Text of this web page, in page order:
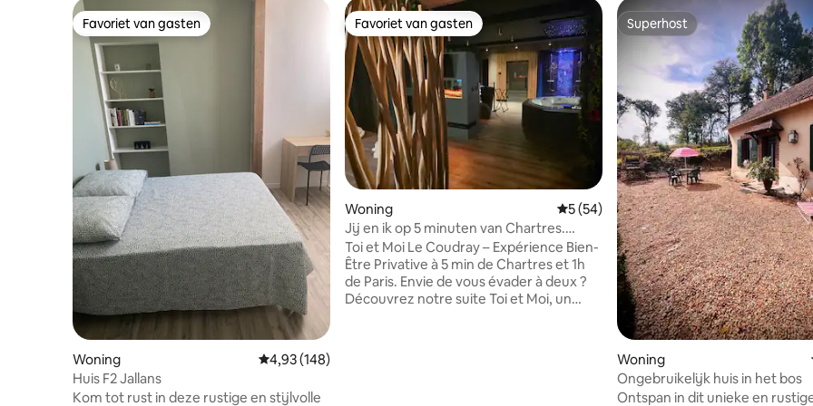
Favoriet van gasten
Favoriet van gasten
Woning Gemiddelde beoordeling van 4,93 op 5, 148 recensies
4,93 (148)
Huis F2 Jallans
Kom tot rust in deze rustige en stijlvolle
Favoriet van gasten
Favoriet van gasten
Woning Gemiddelde beoordeling van 5 op 5, 54
5 (54)
Jij en ik op 5 minuten van Chartres.
Bubblebad, sauna, hamam
Toi et Moi Le Coudray – Expérience Bien-
Être Privative à 5 min de Chartres et 1h
de Paris. Envie de vous évader à deux ?
Découvrez notre suite Toi et Moi, un
Superhost
Superhost
Woning
Ongebruikelijk huis in het bos
Ontspan in dit unieke en